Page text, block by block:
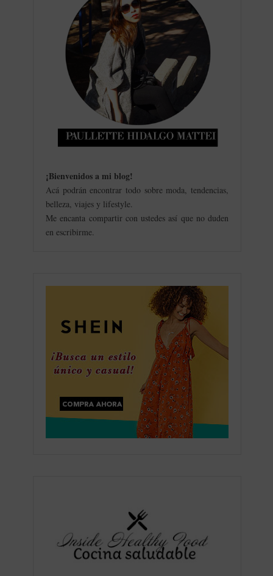
¡Bienvenidos a mi blog!
Acá podrán encontrar todo sobre moda, tendencias,
belleza, viajes y lifestyle.
Me encanta compartir con ustedes así que no duden
en escribirme.